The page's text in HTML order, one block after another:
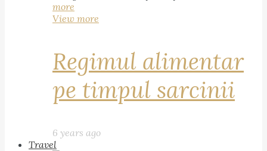
more
View more
Regimul alimentar
pe timpul sarcinii
6 years ago
Travel